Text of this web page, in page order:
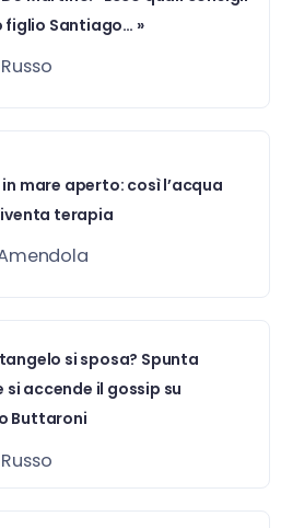
figlio Santiago… »
mare aperto: così l’acqua
terapia
si sposa? Spunta
si accende il gossip su
Buttaroni